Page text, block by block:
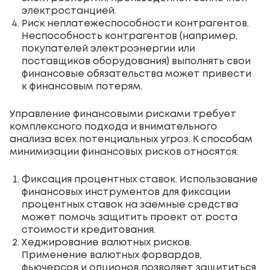
электростанцией.
Риск неплатежеспособности контрагентов.
Неспособность контрагентов (например,
покупателей электроэнергии или
поставщиков оборудования) выполнять свои
финансовые обязательства может привести
к финансовым потерям.
Управление финансовыми рисками требует
комплексного подхода и внимательного
анализа всех потенциальных угроз. К способам
минимизации финансовых рисков относятся:
Фиксация процентных ставок. Использование
финансовых инструментов для фиксации
процентных ставок на заемные средства
может помочь защитить проект от роста
стоимости кредитования.
Хеджирование валютных рисков.
Применение валютных форвардов,
фьючерсов и опционов позволяет защититься